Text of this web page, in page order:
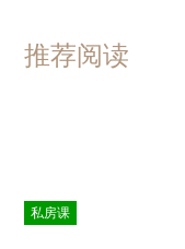
推荐阅读
私房课